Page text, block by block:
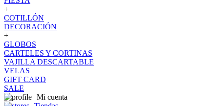
+
COTILLÓN
DECORACIÓN
+
GLOBOS
CARTELES Y CORTINAS
VAJILLA DESCARTABLE
VELAS
GIFT CARD
SALE
Mi cuenta